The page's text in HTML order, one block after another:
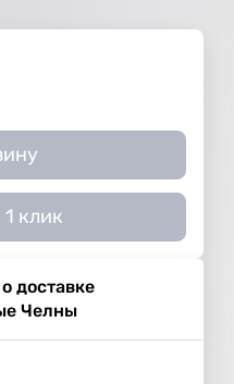
клик
доставке
Челны